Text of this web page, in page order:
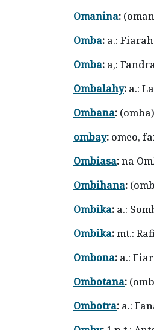
Omanina:
Omba: a.:
Omba: a,:
Ombalahy: a.:
Ombana:
ombay: omeo,
Ombiasa:na
Ombihana:
Ombika: a.:
Ombika:mt.:
Ombona: a.:
Ombotana:
Ombotra: a.: